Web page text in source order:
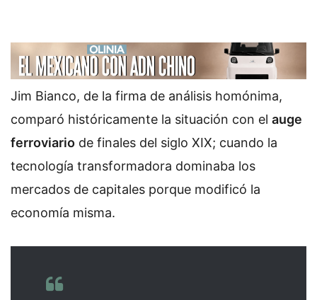
Jim Bianco, de la firma de análisis homónima,
comparó históricamente la situación con el auge
ferroviario de finales del siglo XIX; cuando la
tecnología transformadora dominaba los
mercados de capitales porque modificó la
economía misma.